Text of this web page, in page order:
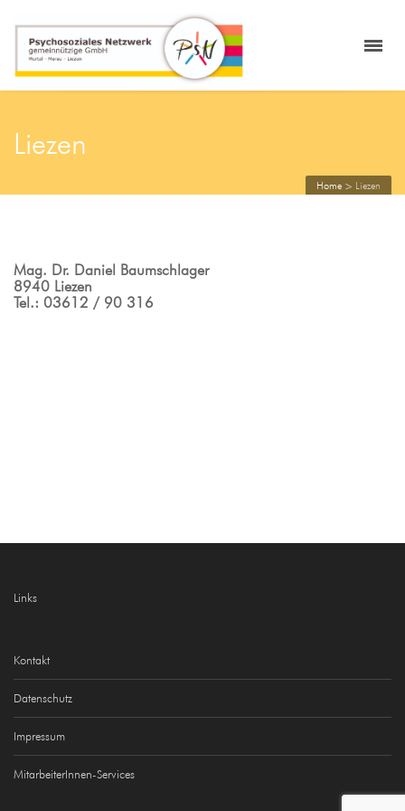
Liezen
Home > Liezen
Mag. Dr. Daniel Baumschlager
8940 Liezen
Tel.: 03612 / 90 316
Links
Kontakt
Datenschutz
Impressum
MitarbeiterInnen-Services